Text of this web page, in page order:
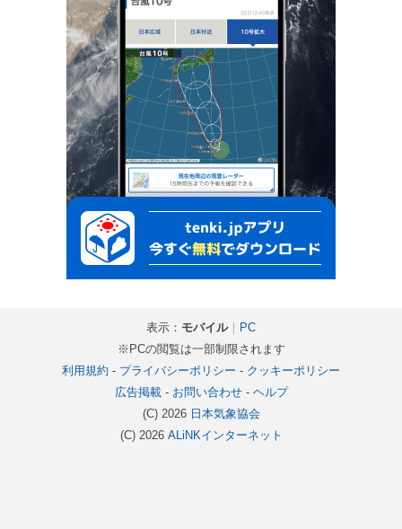
表示： モバイル｜
PC
※PCの閲覧は一部制限されます
利用規約 - プライバシーポリシー - クッキーポリシー
広告掲載- お問い合わせ- ヘルプ
(C) 2026 日本気象協会
(C) 2026 ALiNKインターネット